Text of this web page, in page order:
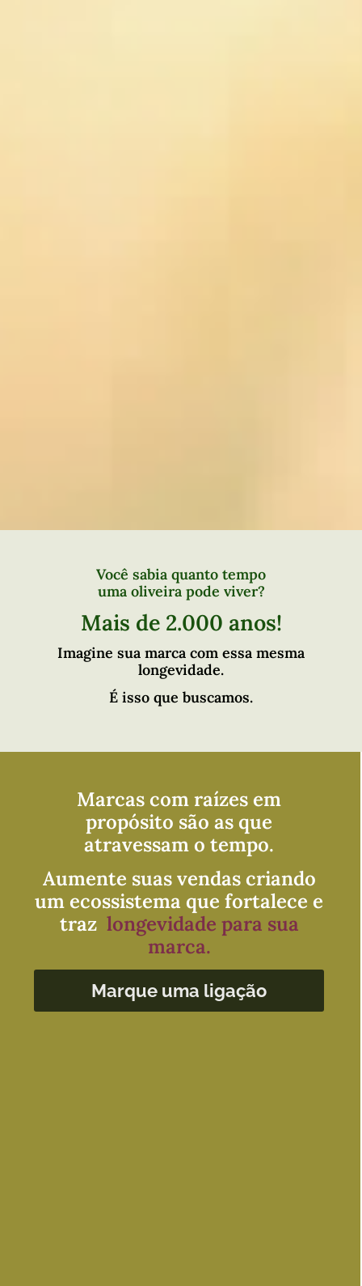
Você sabia quanto tempo
uma oliveira pode viver?
Mais de 2.000 anos!
Imagine sua marca com essa mesma
longevidade.
É isso que buscamos.
Marcas com raízes em
propósito são as que
atravessam o tempo.
Aumente suas vendas criando
um ecossistema que fortalece e
traz longevidade para sua
marca.
Marque uma ligação